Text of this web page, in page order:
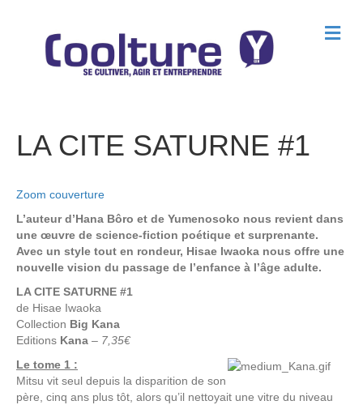
M
e
LA CITE SATURNE #1
Zoom couverture
L’auteur d’Hana Bôro et de Yumenosoko nous revient dans
une œuvre de science-fiction poétique et surprenante.
Avec un style tout en rondeur, Hisae Iwaoka nous offre une
nouvelle vision du passage de l’enfance à l’âge adulte.
LA CITE SATURNE #1
de Hisae Iwaoka
Collection Big Kana
Editions Kana – 7,35€
Le tome 1 :
Mitsu vit seul depuis la disparition de son
père, cinq ans plus tôt, alors qu’il nettoyait une vitre du niveau